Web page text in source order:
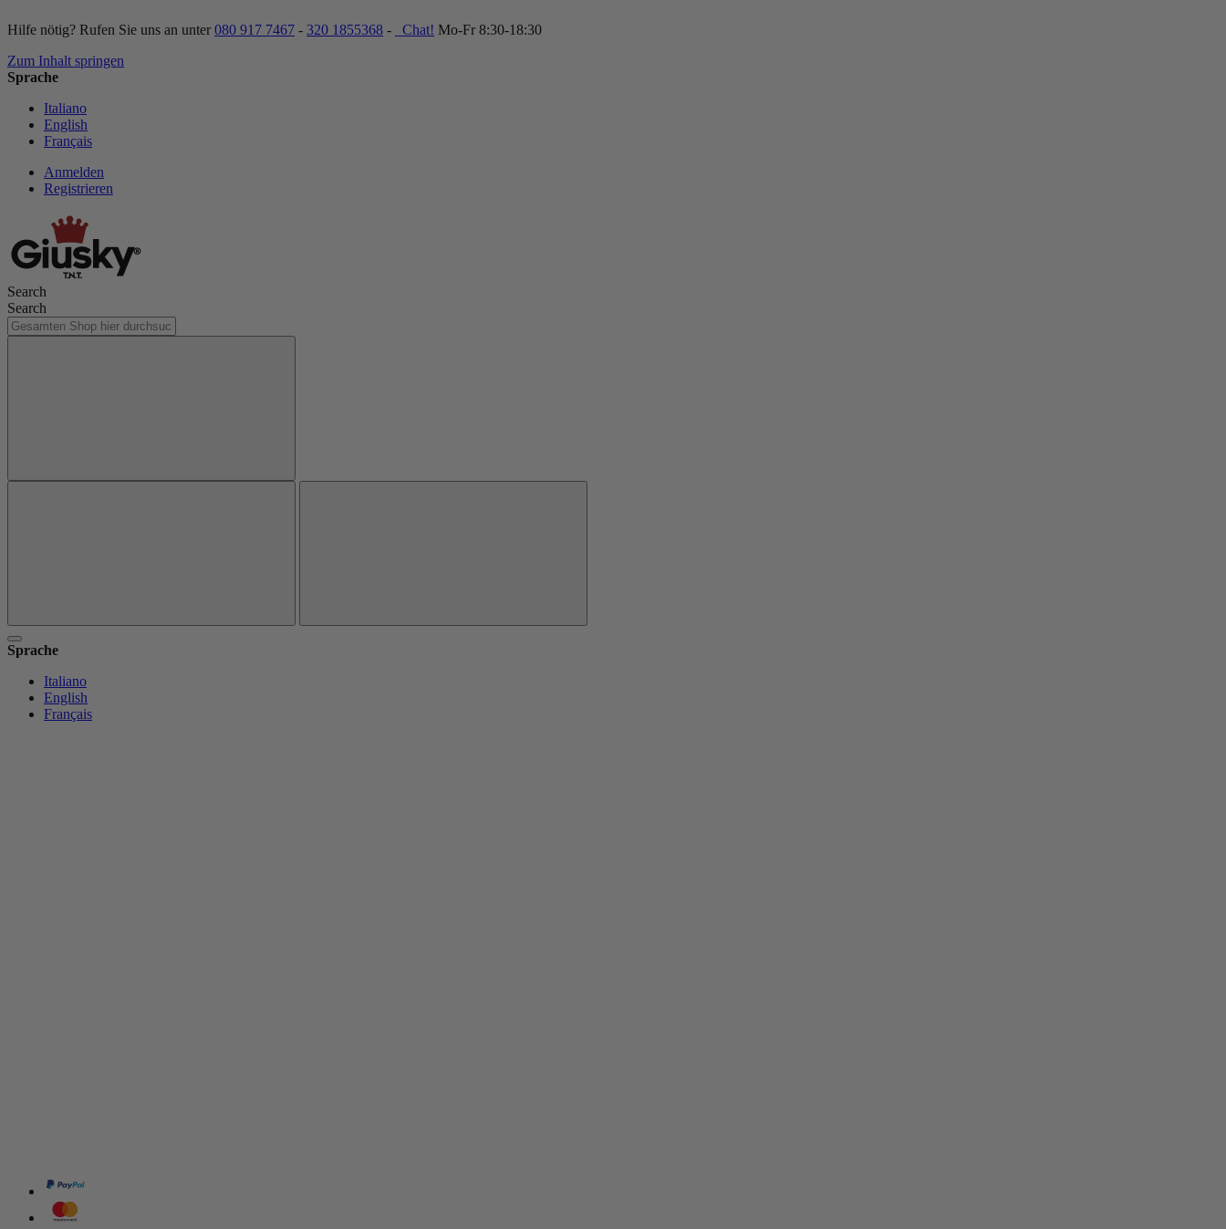
Hilfe nötig? Rufen Sie uns an unter 080 917 7467 - 320 1855368 - Chat! Mo-Fr 8:30-18:30
Zum Inhalt springen
Sprache
Italiano
English
Français
Anmelden
Registrieren
Search
Search
Sprache
Italiano
English
Français